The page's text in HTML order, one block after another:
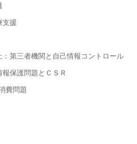
援
者機関と自己情報コントロール
護問題とＣＳＲ
問題